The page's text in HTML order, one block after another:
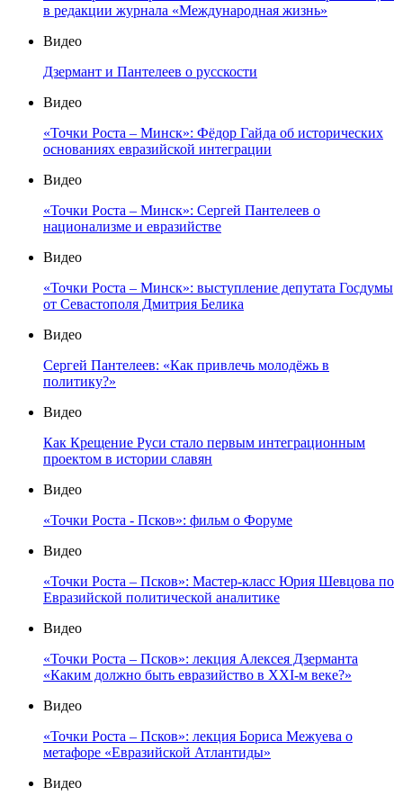
в редакции журнала «Международная жизнь»
Видео
Дзермант и Пантелеев о русскости
Видео
«Точки Роста – Минск»: Фёдор Гайда об исторических
основаниях евразийской интеграции
Видео
«Точки Роста – Минск»: Сергей Пантелеев о
национализме и евразийстве
Видео
«Точки Роста – Минск»: выступление депутата Госдумы
от Севастополя Дмитрия Белика
Видео
Сергей Пантелеев: «Как привлечь молодёжь в
политику?»
Видео
Как Крещение Руси стало первым интеграционным
проектом в истории славян
Видео
«Точки Роста - Псков»: фильм о Форуме
Видео
«Точки Роста – Псков»: Мастер-класс Юрия Шевцова по
Евразийской политической аналитике
Видео
«Точки Роста – Псков»: лекция Алексея Дзерманта
«Каким должно быть евразийство в XXI-м веке?»
Видео
«Точки Роста – Псков»: лекция Бориса Межуева о
метафоре «Евразийской Атлантиды»
Видео